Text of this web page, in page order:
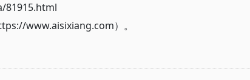
81915.html
www.aisixiang.com）。